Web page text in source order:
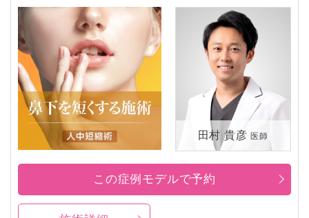
田村 貴彦 医師
この症例モデルで予約